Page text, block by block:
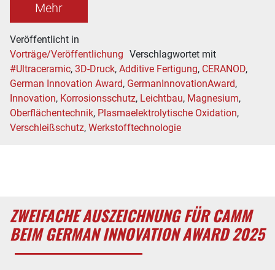
Mehr
Veröffentlicht in
Vorträge/Veröffentlichung Verschlagwortet mit
#Ultraceramic, 3D-Druck, Additive Fertigung, CERANOD,
German Innovation Award, GermanInnovationAward,
Innovation, Korrosionsschutz, Leichtbau, Magnesium,
Oberflächentechnik, Plasmaelektrolytische Oxidation,
Verschleißschutz, Werkstofftechnologie
ZWEIFACHE AUSZEICHNUNG FÜR CAMM
BEIM GERMAN INNOVATION AWARD 2025